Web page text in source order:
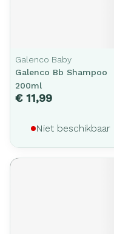
Galenco Baby
Galenco Bb Shampoo
200ml
€ 11,99
Niet beschikbaar